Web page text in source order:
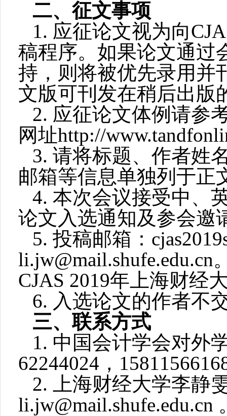
二、征文事项
1. 应征论文视为向
稿程序。如果论文通过
持，则将被优先录用并
文版可刊发在稍后出版
2. 应征论文体例请参
网址http://
3. 请将标题、作者姓
邮箱等信息单独列于正
4. 本次会议接受中、
论文入选通知及参会邀
5. 投稿邮箱：
li.jw@mail.shufe.edu.cn
CJAS 2019年上海财经
6. 入选论文的作者不
三、联系方式
1. 中国会计学会对外
62244024 ，
2.
上海财经大学李静
li.jw@mail.shufe.edu.cn